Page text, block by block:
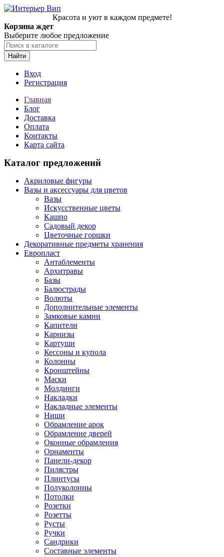
Красота и уют в каждом предмете!
Корзина ждет
Выберите любое предложение
Найти
Вход
Регистрация
Главная
Блог
Доставка
Оплата
Контакты
Карта сайта
Каталог предложений
Акриловые фигуры
Вазы и аксессуары для цветов
Вазы
Искусственные цветы
Кашпо
Садовый декор
Цветочные горшки
Декоративные предметы хранения
Европласт
Антаблементы
Архитравы
Базы
Балюстрады
Волюты
Дополнительные элементы
Замковые камни
Капители
Карнизы
Картуши
Кессоны и купола
Колонны
Кронштейны
Маски
Молдинги
Накладки
Накладные элементы
Ниши
Обрамление арок
Обрамление дверей
Оконные обрамления
Орнаменты
Панели-декор
Пилястры
Плинтусы
Полуколонны
Потолки
Розетки
Розетты
Русты
Ручки
Сандрики
Составные элементы